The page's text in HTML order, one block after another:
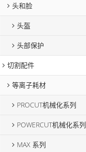
头和脸
头盔
头部保护
切割配件
等离子耗材
PROCUT机械化系列
POWERCUT机械化系列
MAX 系列